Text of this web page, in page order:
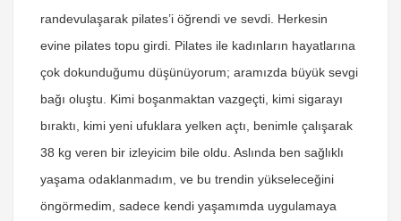
randevulaşarak pilates’i öğrendi ve sevdi. Herkesin
evine pilates topu girdi. Pilates ile kadınların hayatlarına
çok dokunduğumu düşünüyorum; aramızda büyük sevgi
bağı oluştu. Kimi boşanmaktan vazgeçti, kimi sigarayı
bıraktı, kimi yeni ufuklara yelken açtı, benimle çalışarak
38 kg veren bir izleyicim bile oldu. Aslında ben sağlıklı
yaşama odaklanmadım, ve bu trendin yükseleceğini
öngörmedim, sadece kendi yaşamımda uygulamaya